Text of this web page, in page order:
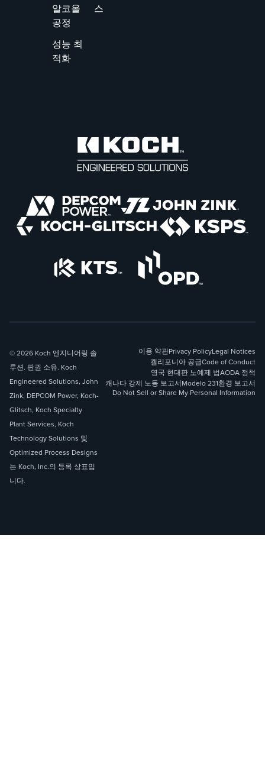
알코올
공정
성능 최
적화
스
© 2026 Koch 엔지니어링 솔
루션. 판권 소유. Koch
Engineered Solutions, John
Zink, DEPCOM Power, Koch-
Glitsch, Koch Specialty
Plant Services, Koch
Technology Solutions 및
Optimized Process Designs
는 Koch, Inc.의 등록 상표입
니다.
이용 약관Privacy PolicyLegal Notices
캘리포니아 공급Code of Conduct
영국 현대판 노예제 법AODA 정책
캐나다 강제 노동 보고서Modelo 231환경 보고서
Do Not Sell or Share My Personal Information